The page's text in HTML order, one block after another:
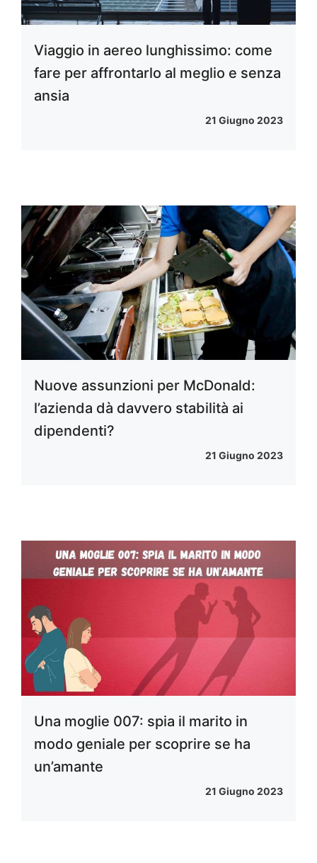
Viaggio in aereo lunghissimo: come
fare per affrontarlo al meglio e senza
ansia
21 Giugno 2023
Nuove assunzioni per McDonald:
l’azienda dà davvero stabilità ai
dipendenti?
21 Giugno 2023
Una moglie 007: spia il marito in
modo geniale per scoprire se ha
un’amante
21 Giugno 2023